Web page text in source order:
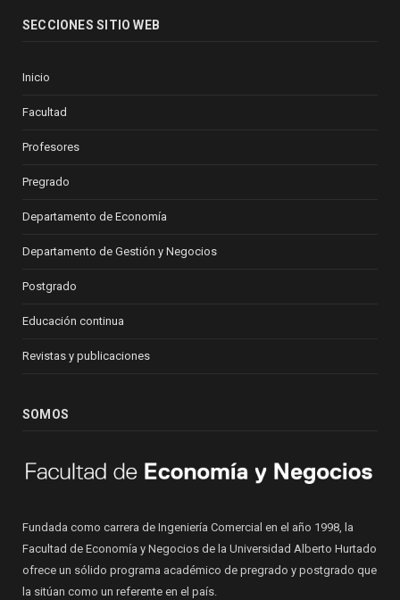
SECCIONES SITIO WEB
Inicio
Facultad
Profesores
Pregrado
Departamento de Economía
Departamento de Gestión y Negocios
Postgrado
Educación continua
Revistas y publicaciones
SOMOS
Fundada como carrera de Ingeniería Comercial en el año 1998, la
Facultad de Economía y Negocios de la Universidad Alberto Hurtado
ofrece un sólido programa académico de pregrado y postgrado que
la sitúan como un referente en el país.